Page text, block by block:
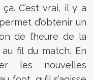
C’est vrai, il y a
d’obtenir un
de l’heure de la
au fil du match. En
les nouvelles